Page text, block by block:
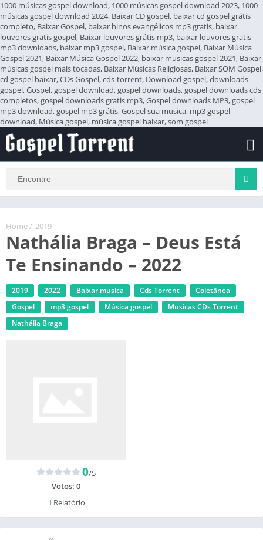
1000 músicas gospel download, 1000 músicas gospel download 2023, 1000
músicas gospel download 2024, Baixar CD gospel, baixar cd gospel grátis
completo, Baixar Gospel, baixar hinos evangélicos mp3 gratis, baixar
louvores gratis gospel, Baixar louvores grátis mp3, baixar louvores gratis
mp3 downloads, baixar mp3 gospel, Baixar música gospel, Baixar Música
Gospel 2021, Baixar Música Gospel 2022, baixar musicas gospel 2021, Baixar
músicas gospel mais tocadas, Baixar Músicas Religiosas, Baixar SOM Gospel,
cd gospel baixar, CDs Gospel, cds-torrent, Download gospel, downloads
gospel, Gospel, gospel download, gospel downloads, gospel downloads cds
completos, gospel downloads gratis mp3, Gospel downloads MP3, gospel
mp3 download, gospel mp3 grátis, Gospel sua musica, mp3 gospel
download, Música gospel, música gospel baixar, som gospel
Home / 2019
Nathália Braga – Deus Está
Te Ensinando – 2022
2019 2022 Baixar musica Cds Torrent
Coletânea
Gospel
mp3 gospel Música gospel
‎Musicas CDs Torrent
Nathália Braga
0/5
Votos: 0
Relatório